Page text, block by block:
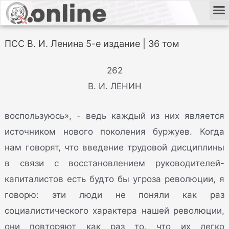
ПСС В. И. Ленина 5-е издание | 36 том
262
В. И. ЛЕНИН
воспользуюсь», - ведь каждый из них является
источником нового поколения буржуев. Когда
нам говорят, что введение трудовой дисциплины
в связи с восстановлением руководителей-
капиталистов есть будто бы угроза революции, я
говорю: эти люди не поняли как раз
социалистического характера нашей революции,
они повторяют как раз то, что их легко